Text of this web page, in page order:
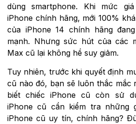
dùng smartphone. Khi mức
iPhone chính hãng, mới 100%
của iPhone 14 chính hãng
mạnh. Nhưng sức hút của các
Max cũ lại không hề suy giảm.
Tuy nhiên, trước khi quyết định
cũ nào đó, bạn sẽ luôn thắc mắc
biết chiếc iPhone cũ còn sử
iPhone cũ cần kiểm tra những
iPhone cũ uy tín, chính hãng?